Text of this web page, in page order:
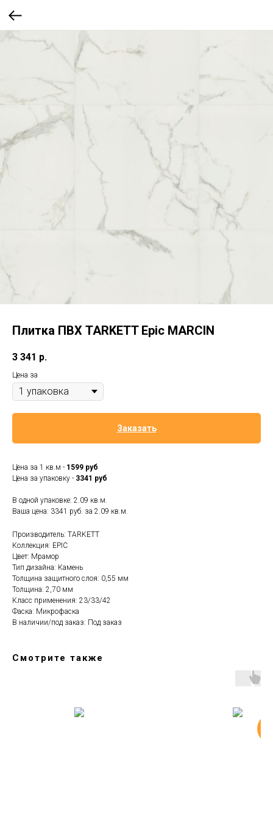
Плитка ПВХ TARKETT Epic MARCIN
3 341 р.
Цена за
Заказать
Цена за 1 кв.м - 1599 руб
Цена за упаковку - 3341 руб
В одной упаковке: 2.09 кв.м.
Ваша цена: 3341 руб. за 2.09 кв.м.
Производитель: TARKETT
Коллекция: EPIC
Цвет: Мрамор
Тип дизайна: Камень
Толщина защитного слоя: 0,55 мм
Толщина: 2,70 мм
Класс применения: 23/33/42
Фаска: Микрофаска
В наличии/под заказ: Под заказ
Смотрите также